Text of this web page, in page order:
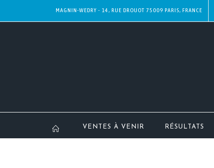
MAGNIN-WEDRY - 14, RUE DROUOT 75009 PARIS, FRANCE
VENTES À VENIR RÉSULTATS